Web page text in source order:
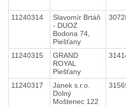
11240314
Slavomír Brtáň
- DUOZ
Bodona 74,
Piešťany
11240315
GRAND
ROYAL
Piešťany
11240317
Janek s.r.o.
Dolný
Moštenec 122